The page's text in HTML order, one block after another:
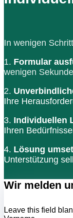
In wenigen
1. Formular
wenigen
2.
Ihre
3. Individuellen
Ihren
4. Lösung
Unterstützung
Wir melden
Leave this field